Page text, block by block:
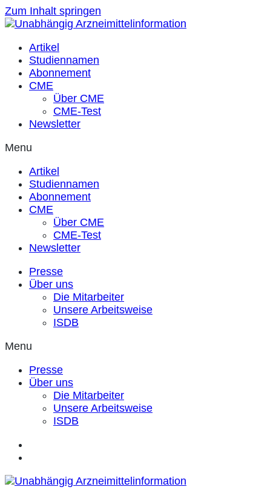
Zum Inhalt springen
Artikel
Studiennamen
Abonnement
CME
Über CME
CME-Test
Newsletter
Menu
Artikel
Studiennamen
Abonnement
CME
Über CME
CME-Test
Newsletter
Presse
Über uns
Die Mitarbeiter
Unsere Arbeitsweise
ISDB
Menu
Presse
Über uns
Die Mitarbeiter
Unsere Arbeitsweise
ISDB